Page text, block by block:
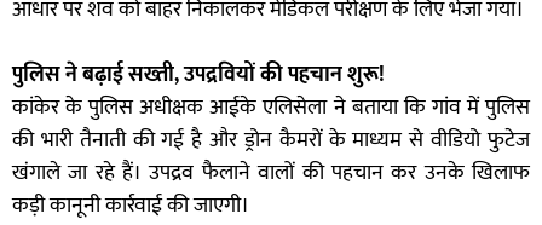
आधार पर शव को बाहर निकालकर मेडिकल परीक्षण के लिए भेजा गया।
पुलिस ने बढ़ाई सख्ती, उपद्रवियों की पहचान शुरू!
कांकेर के पुलिस अधीक्षक आईके एलिसेला ने बताया कि गांव में पुलिस
की भारी तैनाती की गई है और ड्रोन कैमरों के माध्यम से वीडियो फुटेज
खंगाले जा रहे हैं। उपद्रव फैलाने वालों की पहचान कर उनके खिलाफ
कड़ी कानूनी कार्रवाई की जाएगी।